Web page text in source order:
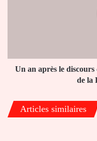
les
réalisations
France
au
Un an après le
de la
Articles similaires